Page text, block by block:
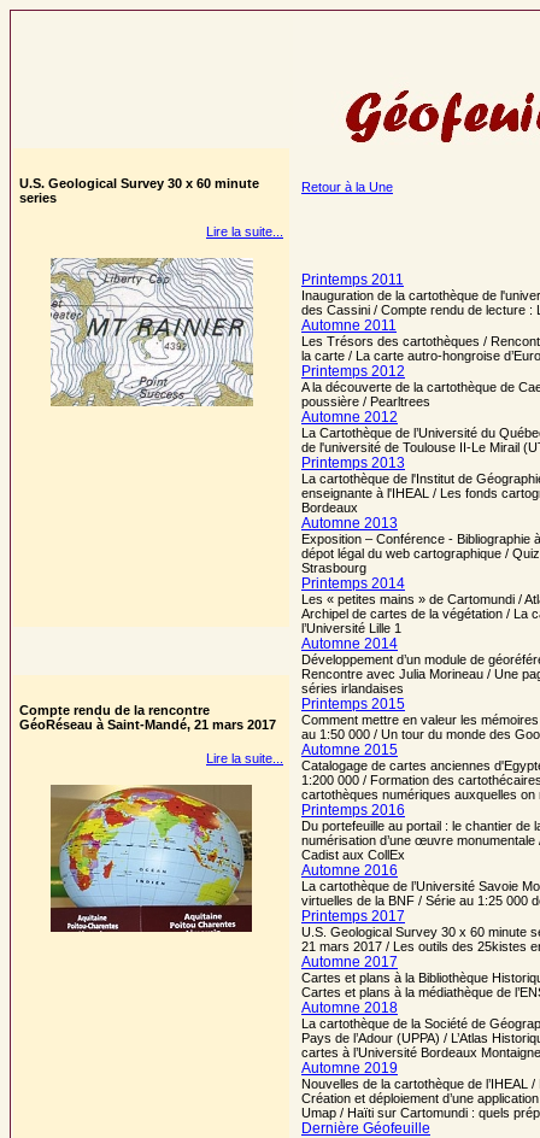
U.S. Geological Survey 30 x 60 minute
series
Lire la suite...
Retour à la Une
Printemps 2011
Inauguration de la cartothèque de
des Cassini / Compte rendu de lecture
Automne 2011
Les Trésors des cartothèques /
la carte / La carte autro-hongroise
Printemps 2012
A la découverte de la cartothèque de
poussière / Pearltrees
Automne 2012
La Cartothèque de l’Université du
de l'université de Toulouse II-Le Mirail
Printemps 2013
La cartothèque de l'Institut de
enseignante à l'IHEAL / Les fonds
Bordeaux
Automne 2013
Exposition – Conférence - Bibliographie
dépot légal du web cartographique /
Strasbourg
Printemps 2014
Les « petites mains » de Cartomundi /
Archipel de cartes de la végétation / La
l’Université Lille 1
Automne 2014
Développement d’un module de
Rencontre avec Julia Morineau / Une
séries irlandaises
Printemps 2015
Comment mettre en valeur les
au 1:50 000 / Un tour du monde des
Automne 2015
Catalogage de cartes anciennes
1:200 000 / Formation des
cartothèques numériques auxquelles
Printemps 2016
Du portefeuille au portail : le chantier
numérisation d’une œuvre
Cadist aux CollEx
Automne 2016
La cartothèque de l’Université Savoie
virtuelles de la BNF / Série au 1:25 000
Printemps 2017
U.S. Geological Survey 30 x 60 minute
21 mars 2017 / Les outils des 25kistes
Automne 2017
Cartes et plans à la Bibliothèque
Cartes et plans à la médiathèque de
Automne 2018
La cartothèque de la Société de
Pays de l’Adour (UPPA) / L’Atlas
cartes à l’Université Bordeaux Montaigne
Automne 2019
Nouvelles de la cartothèque de l’IHEAL
Création et déploiement d’une
Umap / Haïti sur Cartomundi : quels
Dernière Géofeuille
Compte rendu de la rencontre
GéoRéseau à Saint-Mandé, 21 mars 2017
Lire la suite...